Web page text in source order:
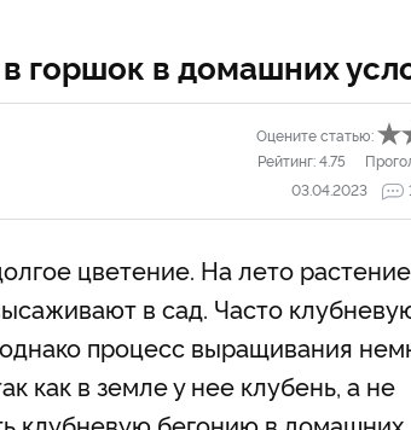
горшок в домашних
Оцените статью:
Рейтинг:4.75
03.04.2023
цветение. На лето растение
в сад. Часто
процесс выращивания
как в земле у нее клубень, а не